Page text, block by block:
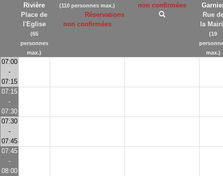
Rivière
Place de
l'Eglise
(65
personnes
max.)
(110 personnes max.)
Réservations
non confirmées
non confirmées
Rue
la
(19
max.)
07:00
-
07:15
07:15
-
07:30
07:30
-
07:45
07:45
-
08:00